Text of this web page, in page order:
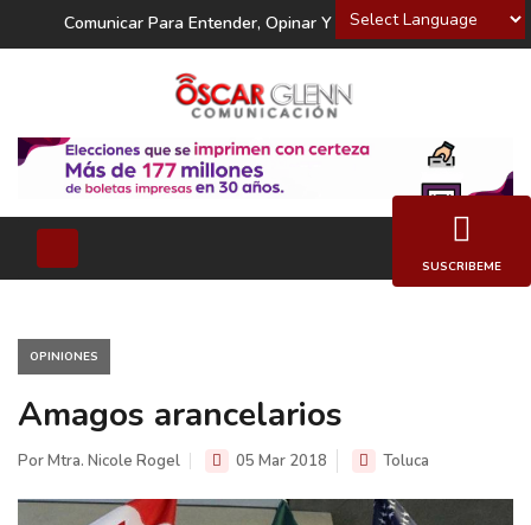
Powered by
Comunicar Para Entender, Opinar Y Decidir
OPINIONES
Amagos arancelarios
Por Mtra. Nicole Rogel 05 Mar 2018 Toluca
SUSCRIBEME